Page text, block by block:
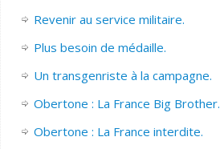
Revenir au service militaire.
Plus besoin de médaille.
Un transgenriste à la campagne.
Obertone : La France Big Brother.
Obertone : La France interdite.